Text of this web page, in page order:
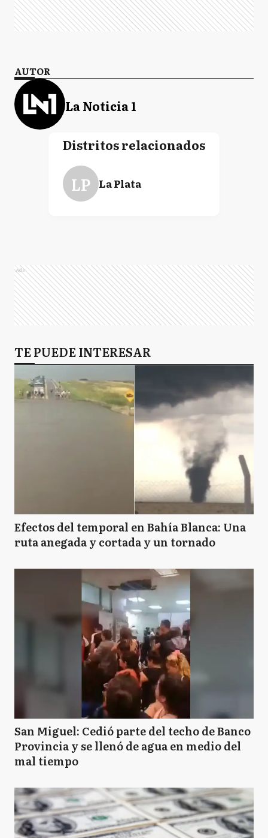
AUTOR
La Noticia 1
Distritos relacionados
LP La Plata
Ads
TE PUEDE INTERESAR
Efectos del temporal en Bahía Blanca: Una
ruta anegada y cortada y un tornado
San Miguel: Cedió parte del techo de Banco
Provincia y se llenó de agua en medio del
mal tiempo